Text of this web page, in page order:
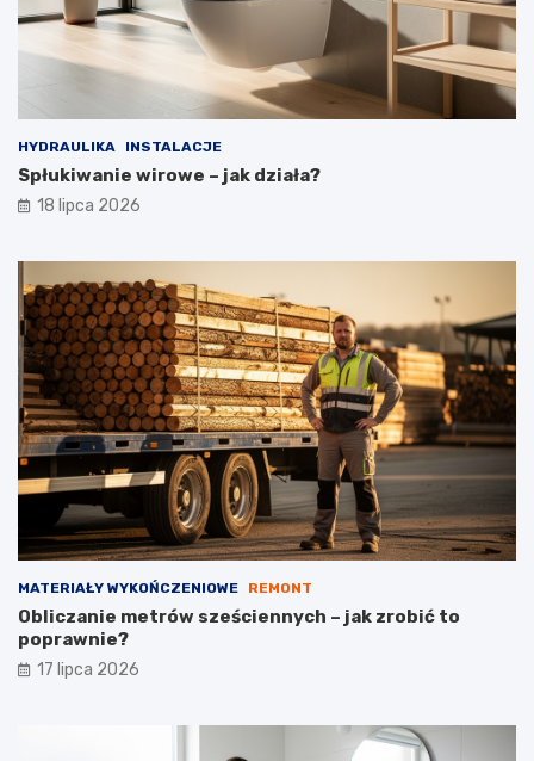
HYDRAULIKA INSTALACJE
Spłukiwanie wirowe – jak działa?
18 lipca 2026
MATERIAŁY WYKOŃCZENIOWE REMONT
Obliczanie metrów sześciennych – jak zrobić to
poprawnie?
17 lipca 2026